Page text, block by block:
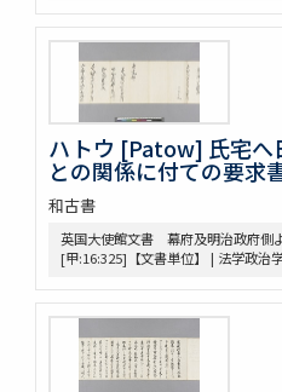
古代中世法制史料
御成敗式目関係古写本群
御成敗式目 [極書あり]
室町幕府法制史料
令義解・令集解写本・刊本群
令集解[甲:2:342]
令集解[甲:2:670]
令集解[甲:2:1147]
令集解[甲:2:1155]
令集解[甲:2:1355]
ハトウ [Patow] 氏宅へ
との関係に付ての要求
和古書
英国大使館文書 幕府及明治政府側
[甲:16:325]【文書単位】 | 法学政治